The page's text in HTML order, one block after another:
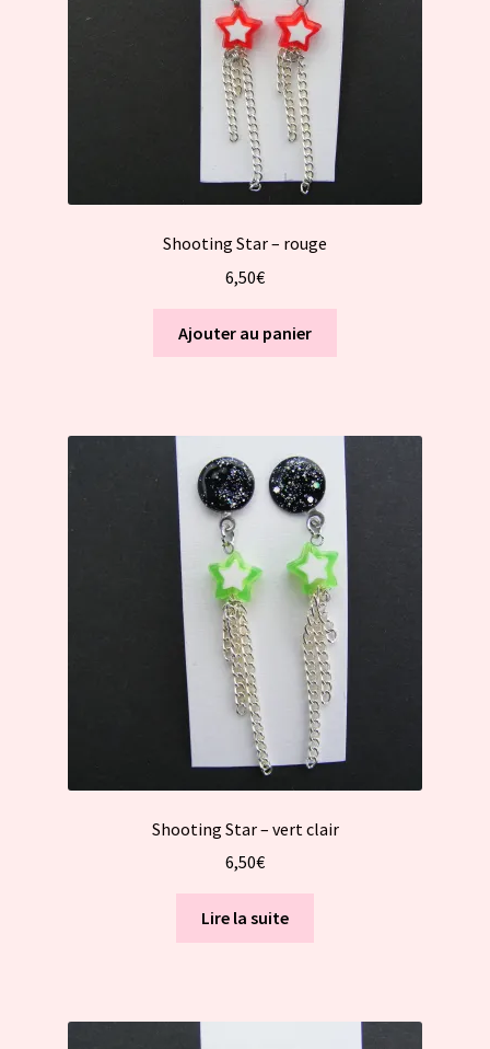
Shooting Star – rouge
6,50€
Ajouter au panier
Shooting Star – vert clair
6,50€
Lire la suite